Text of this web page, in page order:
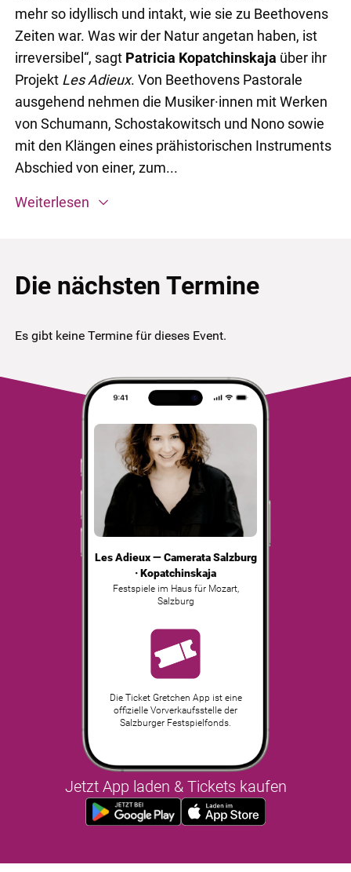
mehr so idyllisch und intakt, wie sie zu Beethovens
Zeiten war. Was wir der Natur angetan haben, ist
irreversibel“, sagt Patricia Kopatchinskaja über ihr
Projekt Les Adieux. Von Beethovens Pastorale
ausgehend nehmen die Musiker·innen mit Werken
von Schumann, Schostakowitsch und Nono sowie
mit den Klängen eines prähistorischen Instruments
Abschied von einer, zum...
Weiterlesen
Die nächsten Termine
Es gibt keine Termine für dieses Event.
Les Adieux — Camerata Salzburg
· Kopatchinskaja
Festspiele im Haus für Mozart,
Salzburg
Die Ticket Gretchen App ist eine
offizielle Vorverkaufsstelle der
Salzburger Festspielfonds.
Jetzt App laden & Tickets kaufen